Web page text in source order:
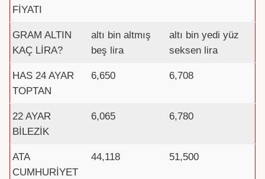
FİYATI
GRAM ALTIN
KAÇ LİRA?
altı bin altmış
beş lira
altı bin yedi yüz
seksen lira
HAS 24 AYAR
TOPTAN
6,650 6,708
22 AYAR
BİLEZİK
6,065 6,780
ATA
CUMHURİYET
44,118 51,500